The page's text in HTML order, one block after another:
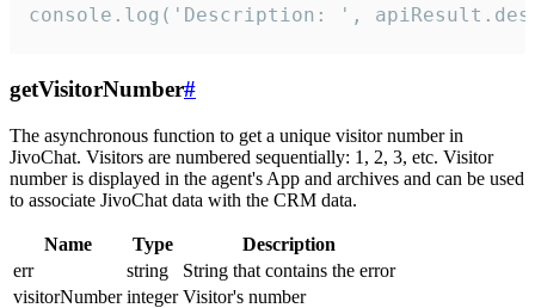
console.log('Description: ',
getVisitorNumber#
The asynchronous function to get a unique visitor number in
JivoChat. Visitors are numbered sequentially: 1, 2, 3, etc. Visitor
number is displayed in the agent's App and archives and can be used
to associate JivoChat data with the CRM data.
Name Type
Description
err
string
String that contains the error
visitorNumber integer Visitor's number